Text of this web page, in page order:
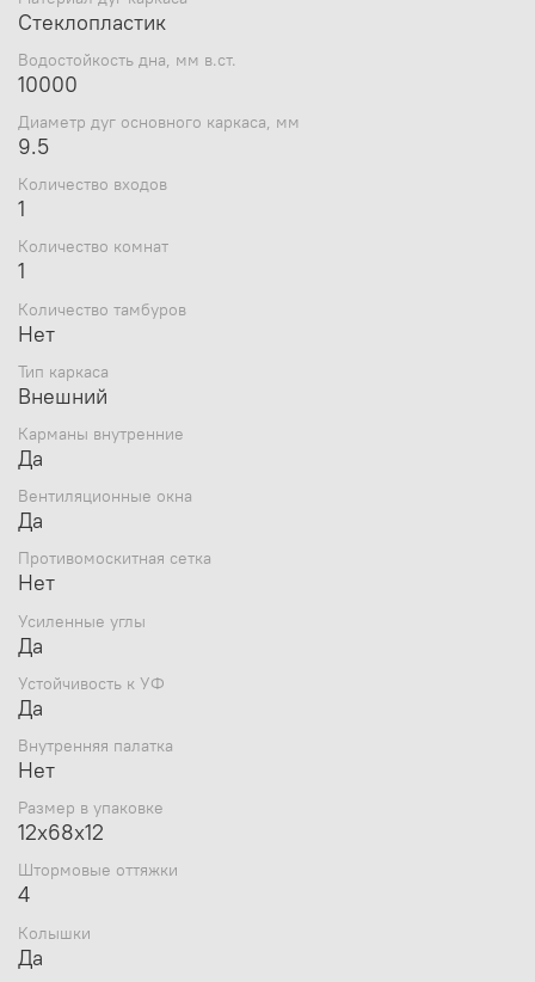
Стеклопластик
Водостойкость дна, мм в.ст.
10000
Диаметр дуг основного каркаса, мм
9.5
Количество входов
1
Количество комнат
1
Количество тамбуров
Нет
Тип каркаса
Внешний
Карманы внутренние
Да
Вентиляционные окна
Да
Противомоскитная сетка
Нет
Усиленные углы
Да
Устойчивость к УФ
Да
Внутренняя палатка
Нет
Размер в упаковке
12х68х12
Штормовые оттяжки
4
Колышки
Да